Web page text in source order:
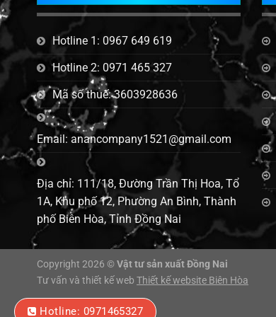
Hotline 1: 0967 649 619
Hotline 2: 0971 465 327
Mã số thuế: 3603928636
Email: anancompany1521@gmail.com
Địa chỉ: 111/18, Đường Trần Thị Hoa, Tổ
1A, Khu phố 12, Phường An Bình, Thành
phố Biên Hòa, Tỉnh Đồng Nai
Copyright 2026 © Vật tư sản xuất Đồng Nai
Tư vấn và thiết kế web Thiết kế website Biên Hòa
Hotline: 0971465327